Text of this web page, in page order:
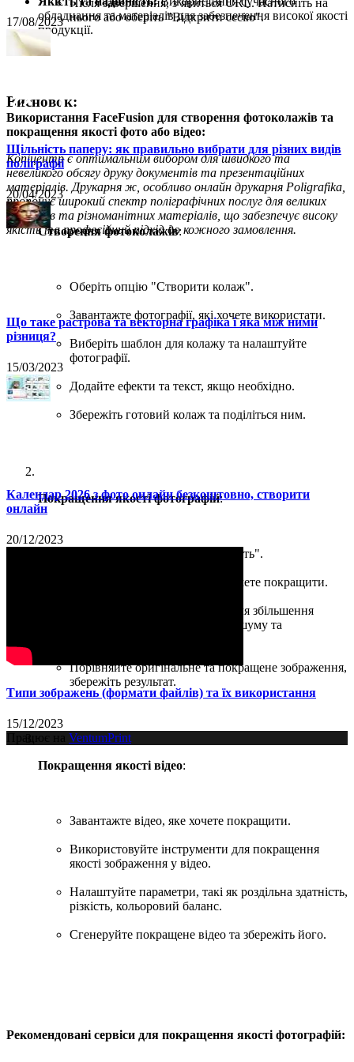
обладнання та матеріалів для забезпечення високої якості
продукції.
Висновок:
Копіцентр є оптимальним вибором для швидкого та
невеликого обсягу друку документів та презентаційних
матеріалів. Друкарня ж, особливо онлайн друкарня Poligrafika,
пропонує широкий спектр поліграфічних послуг для великих
тиражів та різноманітних матеріалів, що забезпечує високу
якість та професійний підхід до кожного замовлення.
Після завершення, з’явиться URL. Натисніть на
нього або оберіть "Відкрити сесію".
Використання FaceFusion для створення фотоколажів та
покращення якості фото або відео:
Створення фотоколажів:
Оберіть опцію "Створити колаж".
Завантажте фотографії, які хочете використати.
Виберіть шаблон для колажу та налаштуйте
фотографії.
Додайте ефекти та текст, якщо необхідно.
Збережіть готовий колаж та поділіться ним.
Покращення якості фотографій:
Оберіть опцію "Покращити якість".
Завантажте фотографію, яку хочете покращити.
Використовуйте інструменти для збільшення
роздільної здатності, усунення шуму та
Порівняйте оригінальне та покращене зображення,
збережіть результат.
Покращення якості відео:
Завантажте відео, яке хочете покращити.
Використовуйте інструменти для покращення
якості зображення у відео.
Налаштуйте параметри, такі як роздільна здатність,
різкість, кольоровий баланс.
Сгенеруйте покращене відео та збережіть його.
Рекомендовані сервіси для покращення якості фотографій:
17/08/2023
Щільність паперу: як правильно вибрати для різних видів
поліграфії
20/04/2023
Що таке растрова та векторна графіка і яка між ними
різниця?
15/03/2023
Календар 2026 з фото онлайн безкоштовно, створити
онлайн
20/12/2023
Типи зображень (формати файлів) та їх використання
15/12/2023
Працює на VentumPrint